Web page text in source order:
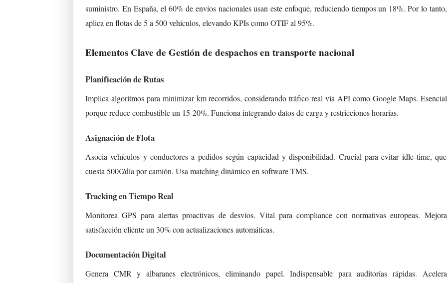
suministro. En España, el 60% de envíos nacionales usan este enfoque, reduciendo tiempos un 18%. Por lo tanto,
aplica en flotas de 5 a 500 vehículos, elevando KPIs como OTIF al 95%.
Elementos Clave de Gestión de despachos en transporte nacional
Planificación de Rutas
Implica algoritmos para minimizar km recorridos, considerando tráfico real vía API como Google Maps. Esencial
porque reduce combustible un 15-20%. Funciona integrando datos de carga y restricciones horarias.
Asignación de Flota
Asocia vehículos y conductores a pedidos según capacidad y disponibilidad. Crucial para evitar idle time, que
cuesta 500€/día por camión. Usa matching dinámico en software TMS.
Tracking en Tiempo Real
Monitorea GPS para alertas proactivas de desvíos. Vital para compliance con normativas europeas. Mejora
satisfacción cliente un 30% con actualizaciones automáticas.
Documentación Digital
Genera CMR y albaranes electrónicos, eliminando papel. Indispensable para auditorías rápidas. Acelera